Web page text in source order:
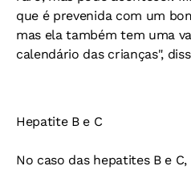
que é prevenida com um
mas ela também tem uma
calendário das crianças",
Hepatite B e C
No caso das hepatites B e